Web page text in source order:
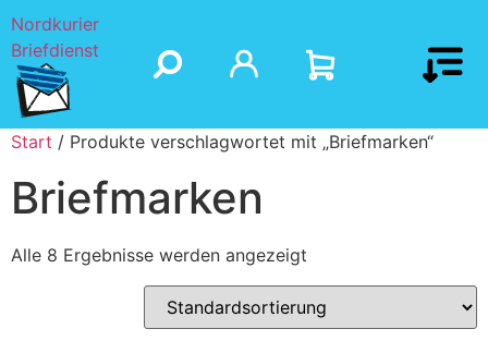
Nordkurier
Briefdienst
Start / Produkte verschlagwortet mit „Briefmarken“
Briefmarken
Alle 8 Ergebnisse werden angezeigt